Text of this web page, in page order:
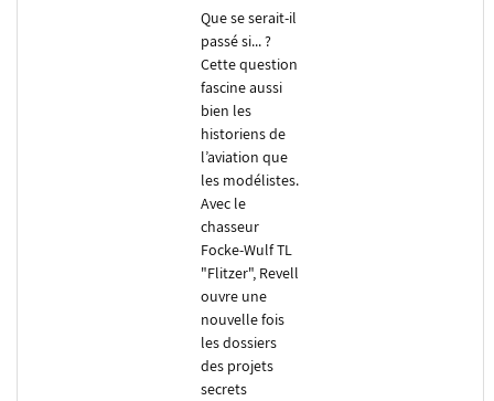
Que se serait-il
passé si... ?
Cette question
fascine aussi
bien les
historiens de
l’aviation que
les modélistes.
Avec le
chasseur
Focke-Wulf TL
"Flitzer", Revell
ouvre une
nouvelle fois
les dossiers
des projets
secrets